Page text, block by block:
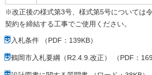
※改正後の様式第3号、様式第5号については
契約を締結する工事でご使用ください。
入札条件 （PDF：139KB）
鶴岡市入札要綱（R2.4.9.改正） （PDF：